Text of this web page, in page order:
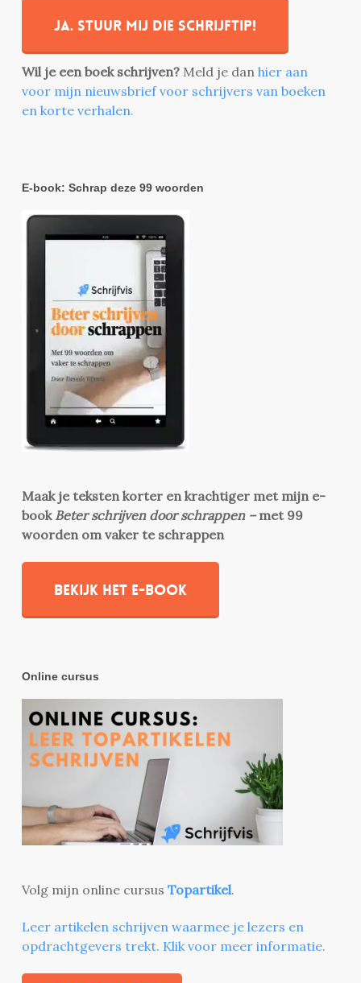
Ja. stuur mij die schrijftip!
Wil je een boek schrijven? Meld je dan hier aan
voor mijn nieuwsbrief voor schrijvers van boeken
en korte verhalen.
E-book: Schrap deze 99 woorden
Maak je teksten korter en krachtiger met mijn e-
book Beter schrijven door schrappen –met 99
woorden om vaker te schrappen
Bekijk het e-book
Online cursus
Volg mijn online cursus Topartikel.
Leer artikelen schrijven waarmee je lezers en
opdrachtgevers trekt. Klik voor meer informatie.